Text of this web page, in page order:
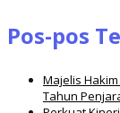
Pos-pos
Majelis
Tahun